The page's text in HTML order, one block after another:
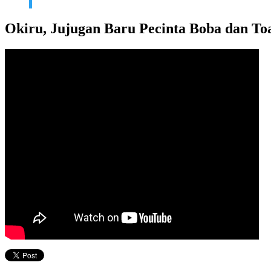
Okiru, Jujugan Baru Pecinta Boba dan